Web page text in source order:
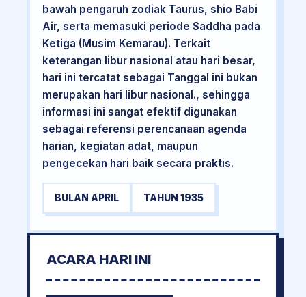
bawah pengaruh zodiak Taurus, shio Babi
Air, serta memasuki periode Saddha pada
Ketiga (Musim Kemarau). Terkait
keterangan libur nasional atau hari besar,
hari ini tercatat sebagai Tanggal ini bukan
merupakan hari libur nasional., sehingga
informasi ini sangat efektif digunakan
sebagai referensi perencanaan agenda
harian, kegiatan adat, maupun
pengecekan hari baik secara praktis.
BULAN APRIL TAHUN 1935
ACARA HARI INI